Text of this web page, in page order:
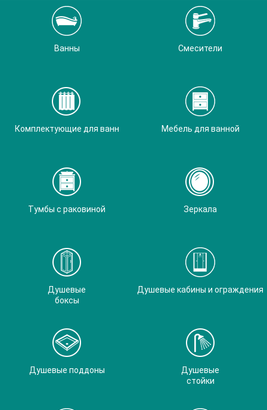
Ванны Смесители
Комплектующие для ванн Мебель для ванной
Тумбы с раковиной Зеркала
Душевые
боксы
Душевые кабины и ограждения
Душевые поддоны
Душевые
стойки